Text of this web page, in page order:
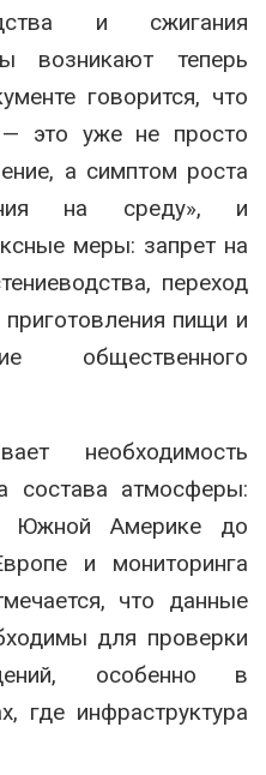
и сжигания
возникают теперь
говорится, что
— это уже не просто
а симптом роста
на среду», и
меры: запрет на
переход
пищи и
общественного
необходимость
состава атмосферы:
Южной Америке до
и мониторинга
что данные
для проверки
особенно в
где инфраструктура